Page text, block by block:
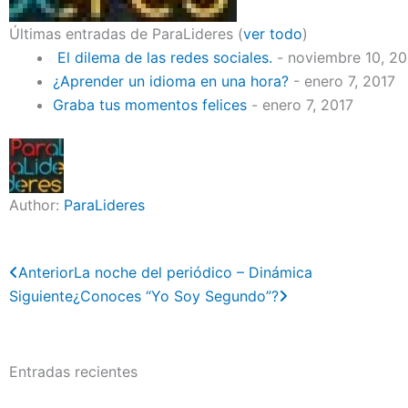
Últimas entradas de ParaLideres (ver todo)
El dilema de las redes sociales. - noviembre 10,
¿Aprender un idioma en una hora? - enero 7, 2017
Graba tus momentos felices - enero 7, 2017
Author: ParaLideres
Previo
AnteriorLa noche del periódico – Dinámica
Siguiente¿Conoces “Yo Soy Segundo”?
Next
Entradas recientes